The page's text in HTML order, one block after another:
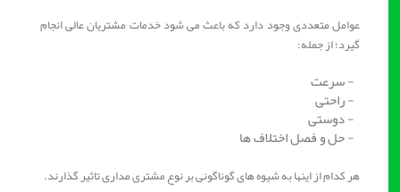
عوامل متعددی وجود دارد که باعث می شود خدمات مشتریان عالی انجام
گیرد؛ از جمله:
- سرعت
- راحتی
- دوستی
- حل و فصل اختلاف ها
هر کدام از اینها به شیوه های گوناگونی بر نوع مشتری مداری تاثیر گذارند.